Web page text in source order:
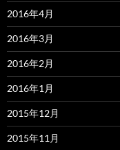
2016年4月
2016年3月
2016年2月
2016年1月
2015年12月
2015年11月